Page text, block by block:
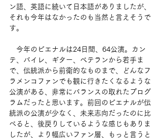
ン語、英語に続いて日本語がありましたが、
それも今年はなかったのも当然と言えそうで
す。
今年のビエナルは24日間、64公演。カン
テ、バイレ、ギター、ベテランから若手ま
で、伝統派から前衛的なものまで、どんなフ
ラメンコファンでも観に行きたくなるような
公演がある、非常にバランスの取れたプログ
ラムだったと思います。前回のビエナルが伝
統派の公演が少なく、未来志向だったのに比
べると、後戻りしているような感じもありま
したが、より幅広いファン層、もっと言うと